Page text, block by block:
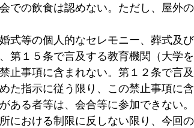
での飲食は認めない。ただし、屋外
式等の個人的なセレモニー、葬式及
第１５条で言及する教育機関（大学
止事項に含まれない。第１２条で言
た指示に従う限り、この禁止事項に
ある者等は、会合等に参加できない。
における制限に反しない限り、今回